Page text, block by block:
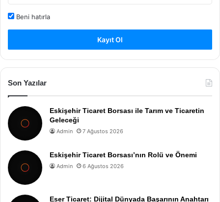
Beni hatırla
Kayıt Ol
Son Yazılar
Eskişehir Ticaret Borsası ile Tarım ve Ticaretin
Geleceği
Admin 7 Ağustos 2026
Eskişehir Ticaret Borsası’nın Rolü ve Önemi
Admin 6 Ağustos 2026
Eser Ticaret: Dijital Dünyada Başarının Anahtarı